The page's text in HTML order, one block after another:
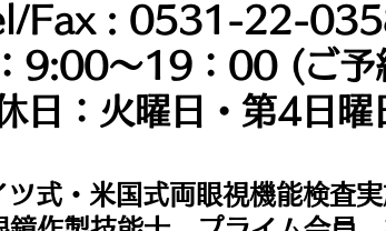
Fax : 0531-22-
9:00～19：00 (ご予
日：火曜日・第4日曜
ツ式・米国式両眼視機能検査